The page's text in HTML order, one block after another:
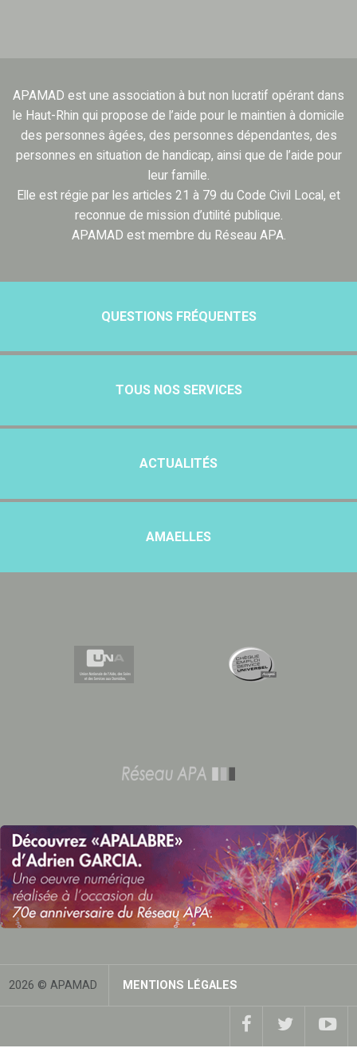
APAMAD est une association à but non lucratif opérant dans
le Haut-Rhin qui propose de l’aide pour le maintien à domicile
des personnes âgées, des personnes dépendantes, des
personnes en situation de handicap, ainsi que de l’aide pour
leur famille.
Elle est régie par les articles 21 à 79 du Code Civil Local, et
reconnue de mission d’utilité publique.
APAMAD est membre du Réseau APA.
QUESTIONS FRÉQUENTES
TOUS NOS SERVICES
ACTUALITÉS
AMAELLES
2026 © APAMAD MENTIONS LÉGALES